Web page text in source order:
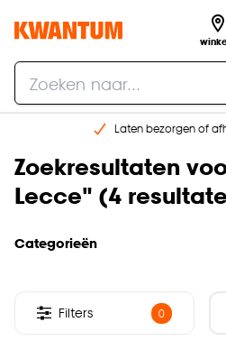
Laten bezorgen of
Gratis raam advies
€ 5,- korting op je
Zoekresultaten
Lecce" (4
Categorieën
Filters 0